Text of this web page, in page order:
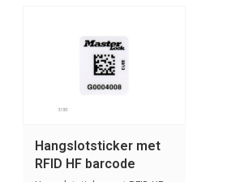
Hangslotsticker met
RFID HF barcode